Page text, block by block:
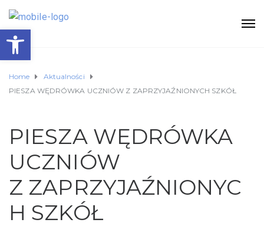
Home
Aktualności
PIESZA WĘDRÓWKA UCZNIÓW Z ZAPRZYJAŹNIONYCH SZKÓŁ
PIESZA WĘDRÓWKA
UCZNIÓW
Z ZAPRZYJAŹNIONYC
H SZKÓŁ
Otwórz pasek narzędzi